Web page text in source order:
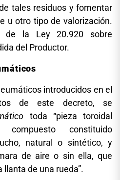
tales residuos y fomentar
u otro tipo de valorización.
de la Ley 20.920 sobre
del Productor.
introducidos en el
de este decreto, se
toda “pieza toroidal
constituido
natural o sintético, y
de aire o sin ella, que
de una rueda”.